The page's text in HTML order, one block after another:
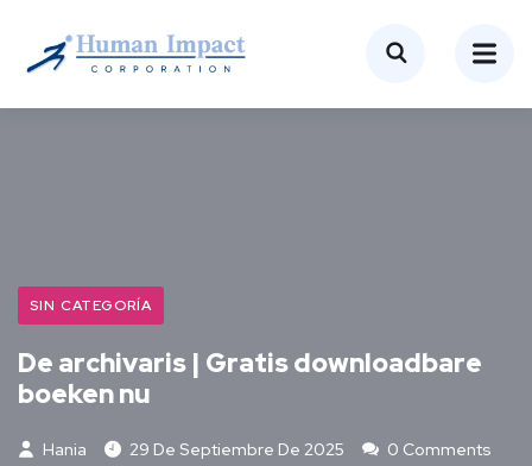
SIN CATEGORÍA
De archivaris | Gratis downloadbare
boeken nu
Hania 29 De Septiembre De 2025
0 Comments